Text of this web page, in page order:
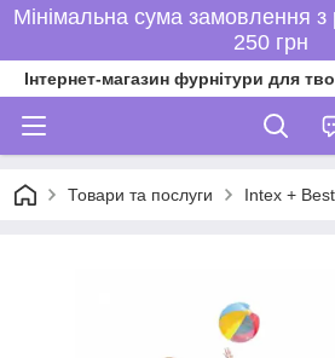
Мінімальна сума замовлення з
250 грн
Інтернет-магазин фурнітури для
Товари та послуги Intex +